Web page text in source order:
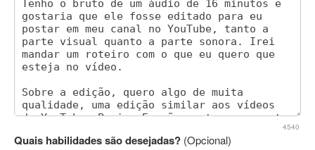
4540
Quais habilidades são desejadas? (Opcional)